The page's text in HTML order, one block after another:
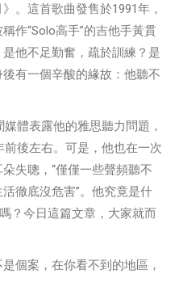
。這首歌曲發售於1991年，
作“Solo高手”的吉他手黃貫
他不足勤奮，疏於訓練？是
有一個辛酸的緣故：他聽不
體表露他的雅思聽力問題，
後左右。可是，他也在一次
失聰，“僅僅一些聲頻聽不
徹底沒危害”。他究竟是什
？今日這篇文章，大家就而
個案，在你看不到的地區，